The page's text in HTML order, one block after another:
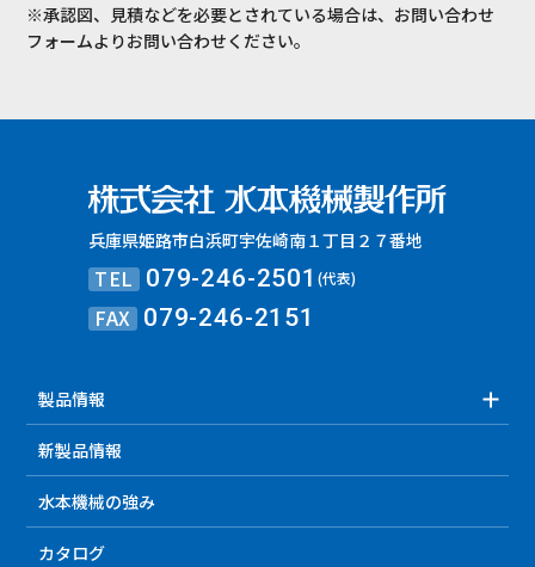
※承認図、見積などを必要とされている場合は、お問い合わせ
フォームよりお問い合わせください。
兵庫県姫路市白浜町宇佐崎南１丁目２７番地
TEL 079-246-2501(代表)
FAX 079-246-2151
製品情報
新製品情報
水本機械の強み
カタログ